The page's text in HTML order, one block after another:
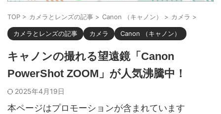
TOP > カメラとレンズの記事 > Canon （キャノン） > カメラ >
カメラとレンズの記事 カメラ Canon （キャノン）
キャノンの撮れる望遠鏡「Canon
PowerShot ZOOM」が人気沸騰中！
2025年4月19日
本ページはプロモーションが含まれています